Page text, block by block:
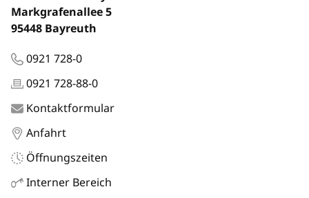
Markgrafenallee 5
95448 Bayreuth
0921 728-0
0921 728-88-0
Kontaktformular
Anfahrt
Öffnungszeiten
Interner Bereich